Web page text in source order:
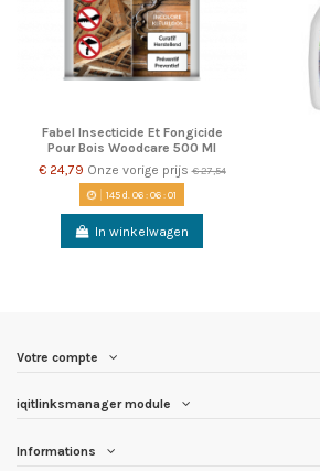
Fabel Insecticide Et Fongicide
Pour Bois Woodcare 500 Ml
€ 24,79 Onze vorige prijs€ 27,54
145d. 06:06:01
In winkelwagen
Votre compte
iqitlinksmanager module
Informations